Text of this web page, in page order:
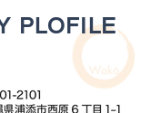
PLOFILE